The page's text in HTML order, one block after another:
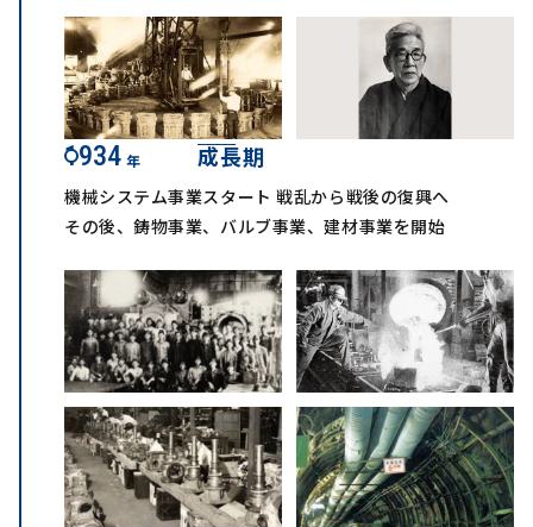
1934 年 成長期
機械システム事業スタート 戦乱から戦後の復興へ
その後、鋳物事業、バルブ事業、建材事業を開始